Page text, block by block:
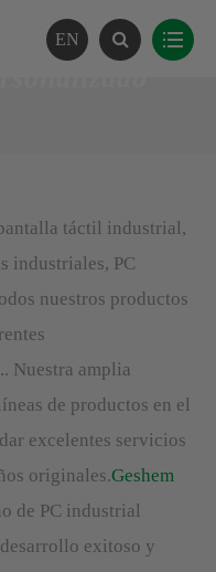
EN
táctil industrial,
industriales, PC
nuestros productos
Nuestra amplia
de productos en el
excelentes servicios
originales.Geshem
de PC industrial
exitoso y